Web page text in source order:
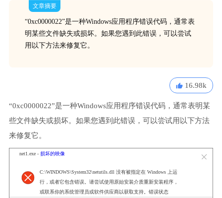
文章摘要
“0xc0000022”是一种Windows应用程序错误代码，通常表
明某些文件缺失或损坏。如果您遇到此错误，可以尝试
用以下方法来修复它。
16.98k
“0xc0000022”是一种Windows应用程序错误代码，通常表明某
些文件缺失或损坏。如果您遇到此错误，可以尝试用以下方法
来修复它。
net1.exe - 损坏的映像
C:\WINDOWS\System32\netutils.dll 没有被指定在 Windows 上运
行，或者它包含错误。请尝试使用原始安装介质重新安装程序，
或联系你的系统管理员或软件供应商以获取支持。错误状态